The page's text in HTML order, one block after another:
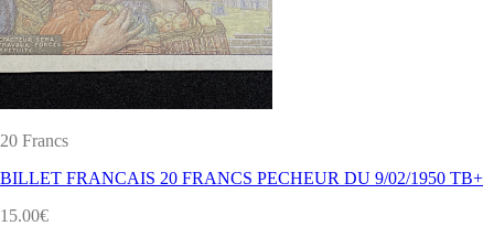
20 Francs
BILLET FRANCAIS 20 FRANCS PECHEUR DU 9/02/1950 TB+
15.00€